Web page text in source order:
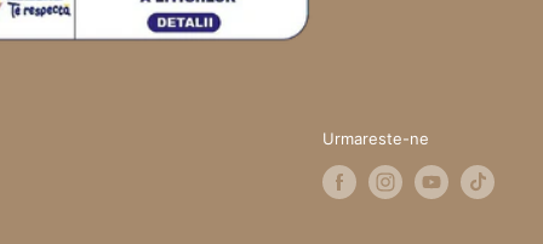
Urmareste-ne